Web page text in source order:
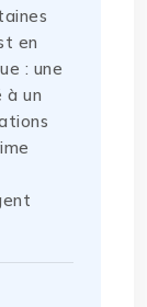
en
: une
à un